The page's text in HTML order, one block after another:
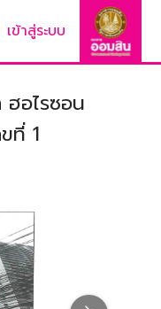
เข้าสู่ระบบ
อไรซอน
ที่ 1